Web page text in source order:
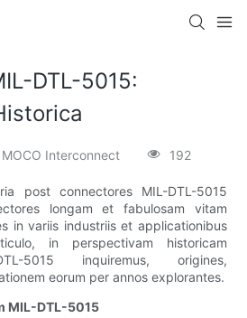
DTL-5015:
MOCO Interconnect 192
post connectores MIL-DTL-5015
longam et fabulosam vitam
in variis industriis et applicationibus
in perspectivam historicam
5015 inquiremus, origines,
eorum per annos explorantes.
MIL-DTL-5015